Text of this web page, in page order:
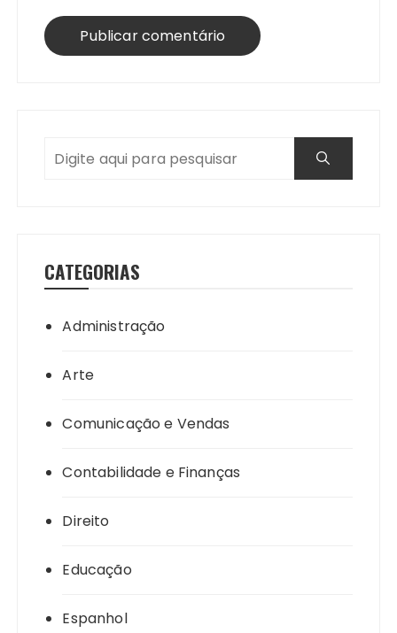
CATEGORIAS
Administração
Arte
Comunicação e Vendas
Contabilidade e Finanças
Direito
Educação
Espanhol